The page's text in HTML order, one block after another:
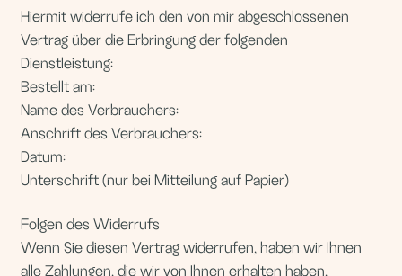
12. Schlussbestimmungen
Es gilt das Recht der Bundesrepublik Deutschland.
Sollten einzelne Bestimmungen dieser AGB unwirksam
sein oder werden, bleibt die Wirksamkeit der übrigen
Regelungen unberührt. Anstelle der unwirksamen
Bestimmung tritt die gesetzliche Regelung.